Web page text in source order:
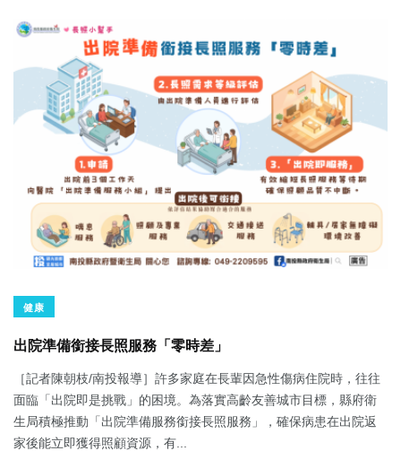
健康
出院準備銜接長照服務「零時差」
［記者陳朝枝/南投報導］許多家庭在長輩因急性傷病住院時，往往
面臨「出院即是挑戰」的困境。為落實高齡友善城市目標，縣府衛
生局積極推動「出院準備服務銜接長照服務」，確保病患在出院返
家後能立即獲得照顧資源，有...